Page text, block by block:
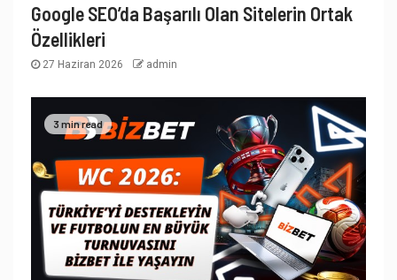
Google SEO’da Başarılı Olan Sitelerin Ortak
Özellikleri
27 Haziran 2026 admin
3 min read